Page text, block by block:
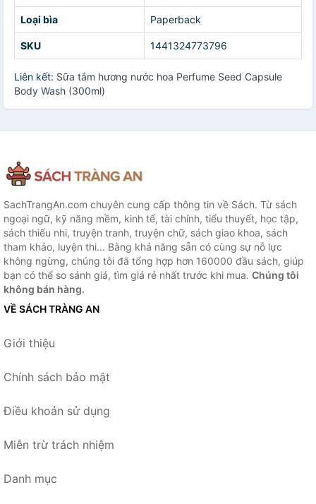
Loại bìa Paperback
SKU 1441324773796
Liên kết: Sữa tắm hương nước hoa Perfume Seed Capsule
Body Wash (300ml)
SachTrangAn.com chuyên cung cấp thông tin về Sách. Từ sách
ngoại ngữ, kỹ năng mềm, kinh tế, tài chính, tiểu thuyết, học tập,
sách thiếu nhi, truyện tranh, truyện chữ, sách giao khoa, sách
tham khảo, luyện thi... Bằng khả năng sẵn có cùng sự nỗ lực
không ngừng, chúng tôi đã tổng hợp hơn 160000 đầu sách, giúp
bạn có thể so sánh giá, tìm giá rẻ nhất trước khi mua. Chúng tôi
không bán hàng.
VỀ SÁCH TRÀNG AN
Giới thiệu
Chính sách bảo mật
Điều khoản sử dụng
Miễn trừ trách nhiệm
Danh mục